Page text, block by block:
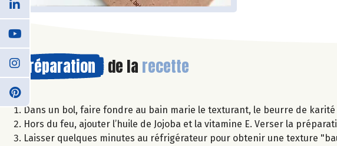
Préparation de la recette
Dans un bol, faire fondre au bain marie le texturant, le beurre de karité
Hors du feu, ajouter l’huile de Jojoba et la vitamine E. Verser la
Laisser quelques minutes au réfrigérateur pour obtenir une texture